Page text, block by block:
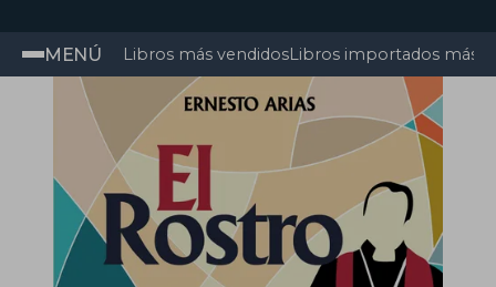
MENÚ Libros más vendidosLibros importados más